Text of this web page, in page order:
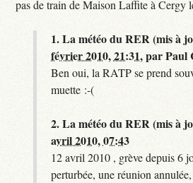
pas de train de Maison Laffite à Cergy
1.La météo du RER (mis à
février 2010, 21:31,parPaul
Ben oui, la RATP se prend
muette :-(
2.La météo du RER (mis à
avril 2010, 07:43
12 avril 2010 , grève depuis 6
perturbée, une réunion